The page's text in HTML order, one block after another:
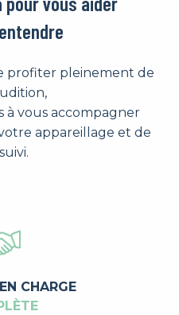
profiter pleinement de
à vous accompagner
appareillage et de
CHARGE